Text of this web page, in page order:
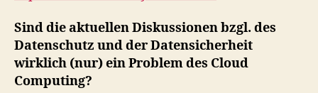
Sind die aktuellen Diskussionen bzgl. des
Datenschutz und der Datensicherheit
wirklich (nur) ein Problem des Cloud
Computing?